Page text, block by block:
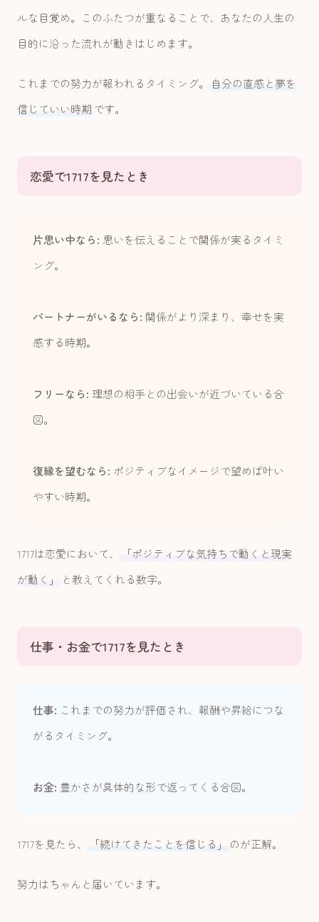
ルな目覚め。このふたつが重なることで、あなたの人生の
目的に沿った流れが動きはじめます。
これまでの努力が報われるタイミング。
自分の直感と夢を
信じていい時期 です。
恋愛で1717を見たとき
片思い中なら: 思いを伝えることで関係が実るタイミ
ング。
パートナーがいるなら: 関係がより深まり、幸せを実
感する時期。
フリーなら: 理想の相手との出会いが近づいている合
図。
復縁を望むなら: ポジティブなイメージで望めば叶い
やすい時期。
1717は恋愛において、
「ポジティブな気持ちで動くと現実
が動く」
と教えてくれる数字。
仕事・お金で1717を見たとき
仕事: これまでの努力が評価され、報酬や昇給につな
がるタイミング。
お金: 豊かさが具体的な形で返ってくる合図。
1717を見たら、 「続けてきたことを信じる」 のが正解。
努力はちゃんと届いています。